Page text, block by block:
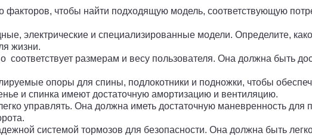
факторов, чтобы найти подходящую модель, соответствующую
электрические и специализированные модели. Определите,
жизни.
размерам и весу пользователя. Она должна быть
опоры для спины, подлокотники и подножки, чтобы
и спинка имеют достаточную амортизацию и вентиляцию.
управлять. Она должна иметь достаточную маневренность для
системой тормозов для безопасности. Она должна быть